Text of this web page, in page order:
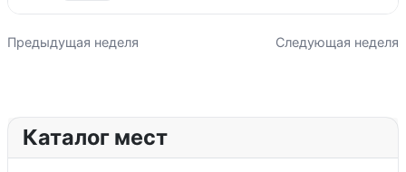
Предыдущая неделя Следующая неделя
Каталог мест